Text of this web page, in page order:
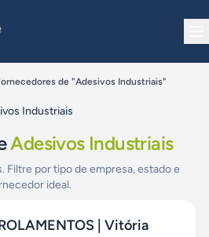
de "Adesivos Industriais"
Industriais
Adesivos Industriais
Filtre por tipo de empresa, estado e
ideal.
| Vitória